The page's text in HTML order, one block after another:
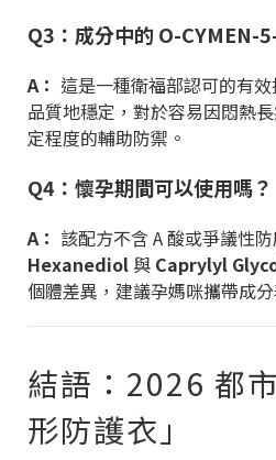
Q3：成分中的 O-CYMEN-
A： 這是一種衛福部認可的有
品質地穩定，對於容易因悶熱
定程度的輔助防禦。
Q4：懷孕期間可以使用嗎？
A： 該配方不含 A 酸或爭議性
Hexanediol 與 Caprylyl
個體差異，建議孕媽咪攜帶成
結語：2026 都
形防護衣」